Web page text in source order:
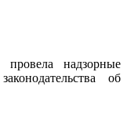
провела надзорные
об